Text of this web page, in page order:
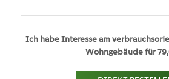
Ich habe Interesse am
Wohngebäude für